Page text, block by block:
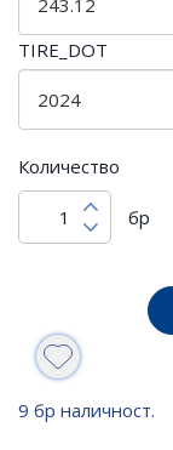
TIRE_DOT
Количество
бр
9 бр наличност.